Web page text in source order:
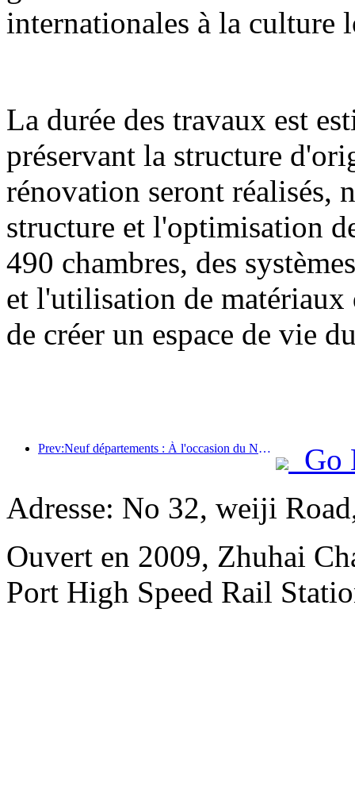
internationales à la culture
La durée des travaux est
préservant la structure
rénovation seront réalisés,
structure et l'optimisation
490 chambres, des
et l'utilisation de
de créer un espace de vie
Prev:Neuf départements : À l'occasion du Nouvel An chinois, les chaînes hôtelières et les chambres d'hôtes de charme proposeront des offres préférentielles.
Go
Adresse: No 32, weiji
Ouvert en 2009, Zhuhai
Port High Speed Rail